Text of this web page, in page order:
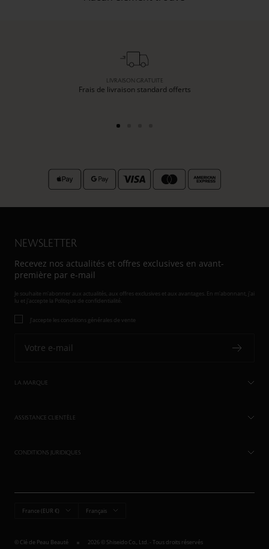
LIVRAISON GRATUITE
Frais de livraison standard offerts
Aller
NEWSLETTER
Recevez nos actualités et offres exclusives en avant-
première par e-mail
Je souhaite m'abonner aux actualités, aux offres exclusives et aux avantages. En m'abonnant, j'ai
lu et j'accepte
la Politique de confidentialité.
J'accepte les conditions générales de vente
Votre e-mail
LA MARQUE
ASSISTANCE CLIENTÈLE
CONDITIONS JURIDIQUES
Pays/région France (EUR €) Langue
Français
© Clé de Peau Beauté 2026 © Shiseido Co., Ltd. - Tous droits réservés